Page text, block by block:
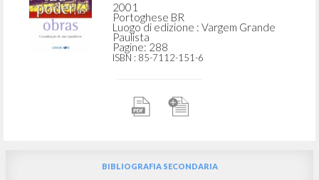
2001
Portoghese BR
Luogo di edizione : Vargem Grande
Paulista
Pagine: 288
ISBN : 85-7112-151-6
BIBLIOGRAFIA SECONDARIA